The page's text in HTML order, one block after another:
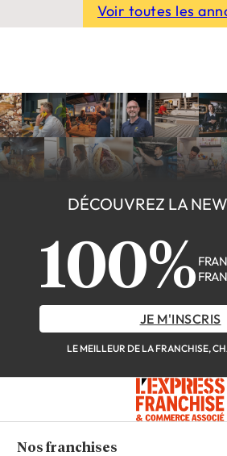
Voir toutes les
DÉCOUVREZ LA
100%
JE M'INSCRIS
LE MEILLEUR DE LA FRANCHISE,
Nos franchises